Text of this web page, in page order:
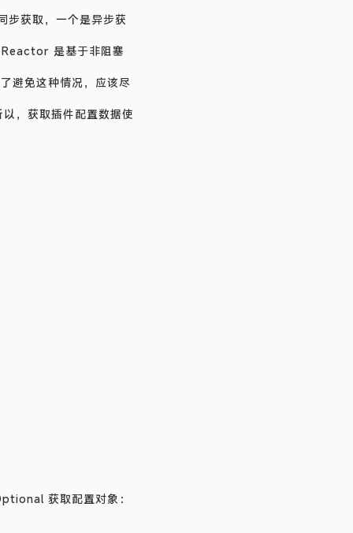
步获取，一个是异步获
是基于非阻塞
避免这种情况，应该尽
，获取插件配置数据使
获取配置对象：